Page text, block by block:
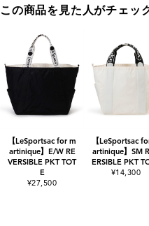
この商品を見た人がチェッ
【LeSportsac for m
artinique】E/W RE
VERSIBLE PKT TOT
E
¥27,500
【LeSportsac
artinique】SM
ERSIBLE PKT
¥14,300